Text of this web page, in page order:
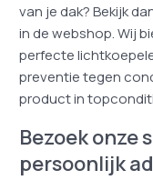
van je dak? Bekijk
in de webshop. Wij
perfecte
preventie tegen
product in
Bezoek onze
persoonlijk